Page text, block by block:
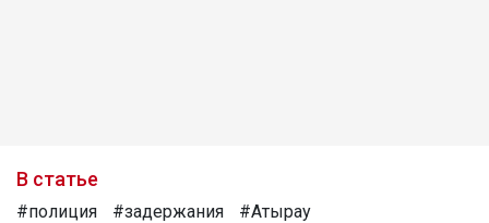
В статье
#полиция #задержания #Атырау